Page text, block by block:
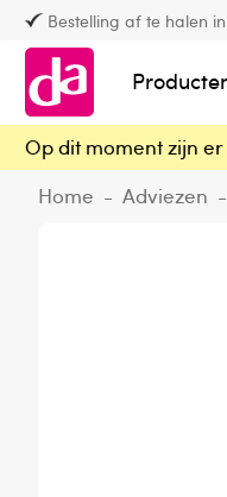
Bestelling af te halen in
Op dit moment zijn
Home - Adviezen -